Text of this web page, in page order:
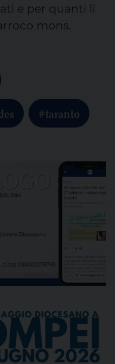
e per quanti li
mons.
#taranto